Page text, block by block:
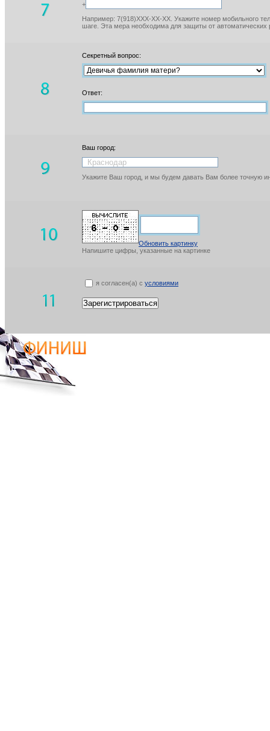
+
Например: 7(918)XXX-XX-XX. Укажите номер мобильного
шаге. Эта мера необходима для защиты от автоматических
Секретный вопрос:
Ответ:
Ваш город:
Укажите Ваш город, и мы будем давать Вам более точную
Обновить картинку
Напишите цифры, указанные на картинке
я согласен(а) с условиями
Зарегистрироваться